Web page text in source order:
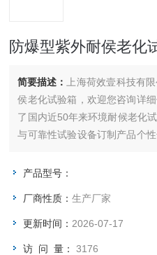
防爆型紫外耐侯老化
简要描述：
上海荷效壹科技有
侯老化试验箱，欢迎您咨询详
了国内近50年来环境耐候老化
与可靠性试验设备订制产品个
验设备产品及行业性的解决方案
产品型号：
厂商性质：生产厂家
更新时间： 2026-07-17
访 问 量：3176